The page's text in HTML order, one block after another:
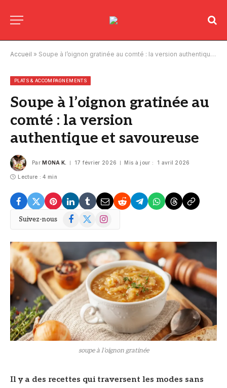
Accueil » Soupe à l’oignon gratinée au comté : la version authentique et savoureuse
PLATS & ACCOMPAGNEMENTS
Soupe à l’oignon gratinée au
comté : la version
authentique et savoureuse
Par MONA K. 17 février 2026 Mis à jour : 1 avril 2026
Lecture : 4 min
Suivez-nous Facebook
X
Instagram
soupe à l’oignon gratinée
Il y a des recettes qui traversent les modes sans